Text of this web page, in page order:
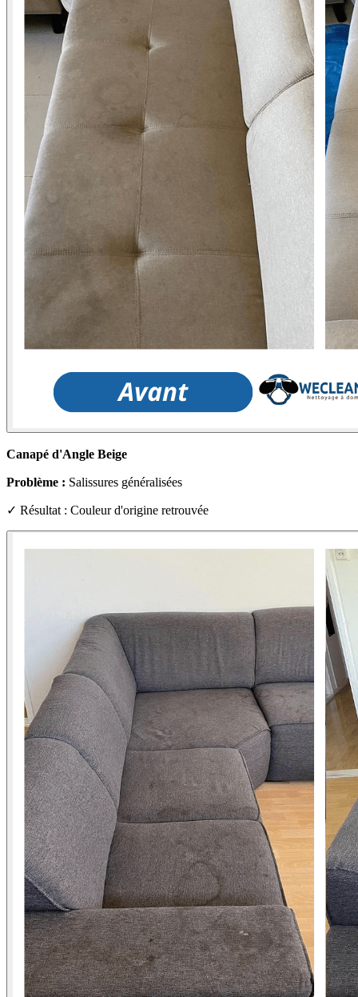
Canapé d'Angle Beige
Problème : Salissures généralisées
✓ Résultat : Couleur d'origine retrouvée